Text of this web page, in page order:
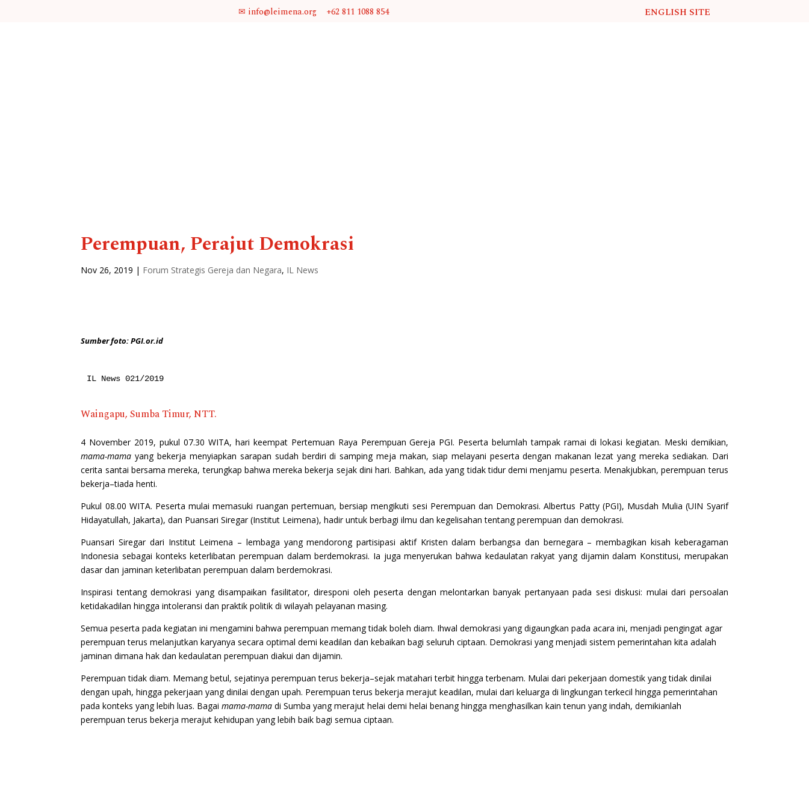
✉ info@leimena.org +62 811 1088 854 ENGLISH SITE
Perempuan, Perajut Demokrasi
Nov 26, 2019 | Forum Strategis Gereja dan Negara, IL News
Sumber foto: PGI.or.id
IL News 021/2019
Waingapu, Sumba Timur, NTT.
4 November 2019, pukul 07.30 WITA, hari keempat Pertemuan Raya Perempuan Gereja PGI. Peserta belumlah tampak ramai di lokasi kegiatan. Meski demikian,
mama-mama yang bekerja menyiapkan sarapan sudah berdiri di samping meja makan, siap melayani peserta dengan makanan lezat yang mereka sediakan. Dari
cerita santai bersama mereka, terungkap bahwa mereka bekerja sejak dini hari. Bahkan, ada yang tidak tidur demi menjamu peserta. Menakjubkan, perempuan terus
bekerja–tiada henti.
Pukul 08.00 WITA. Peserta mulai memasuki ruangan pertemuan, bersiap mengikuti sesi Perempuan dan Demokrasi. Albertus Patty (PGI), Musdah Mulia (UIN Syarif
Hidayatullah, Jakarta), dan Puansari Siregar (Institut Leimena), hadir untuk berbagi ilmu dan kegelisahan tentang perempuan dan demokrasi.
Puansari Siregar dari Institut Leimena – lembaga yang mendorong partisipasi aktif Kristen dalam berbangsa dan bernegara – membagikan kisah keberagaman
Indonesia sebagai konteks keterlibatan perempuan dalam berdemokrasi. Ia juga menyerukan bahwa kedaulatan rakyat yang dijamin dalam Konstitusi, merupakan
dasar dan jaminan keterlibatan perempuan dalam berdemokrasi.
Inspirasi tentang demokrasi yang disampaikan fasilitator, diresponi oleh peserta dengan melontarkan banyak pertanyaan pada sesi diskusi: mulai dari persoalan
ketidakadilan hingga intoleransi dan praktik politik di wilayah pelayanan masing.
Semua peserta pada kegiatan ini mengamini bahwa perempuan memang tidak boleh diam. Ihwal demokrasi yang digaungkan pada acara ini, menjadi pengingat agar
perempuan terus melanjutkan karyanya secara optimal demi keadilan dan kebaikan bagi seluruh ciptaan. Demokrasi yang menjadi sistem pemerintahan kita adalah
jaminan dimana hak dan kedaulatan perempuan diakui dan dijamin.
Perempuan tidak diam. Memang betul, sejatinya perempuan terus bekerja–sejak matahari terbit hingga terbenam. Mulai dari pekerjaan domestik yang tidak dinilai
dengan upah, hingga pekerjaan yang dinilai dengan upah. Perempuan terus bekerja merajut keadilan, mulai dari keluarga di lingkungan terkecil hingga pemerintahan
pada konteks yang lebih luas. Bagaimama-mama di Sumba yang merajut helai demi helai benang hingga menghasilkan kain tenun yang indah, demikianlah
perempuan terus bekerja merajut kehidupan yang lebih baik bagi semua ciptaan.